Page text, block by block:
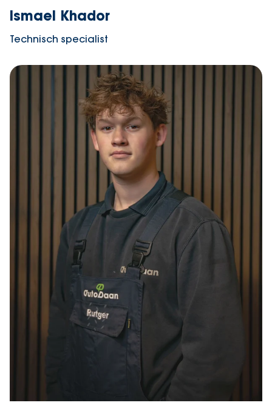
Ismael Khador
Technisch specialist